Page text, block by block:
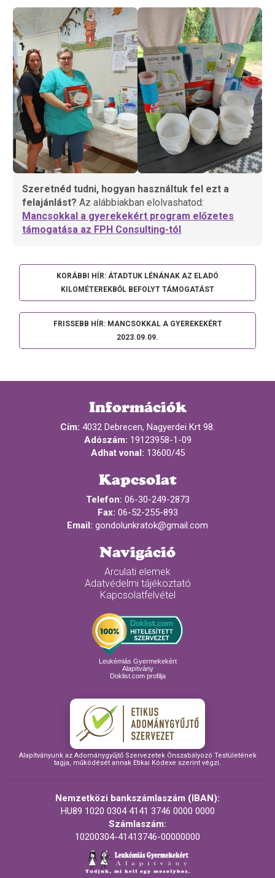
Szeretnéd tudni, hogyan használtuk fel ezt a
felajánlást? Az alábbiakban elolvashatod:
Mancsokkal a gyerekekért program előzetes
támogatása az FPH Consulting-tól
KORÁBBI HÍR: ÁTADTUK LÉNÁNAK AZ ELADÓ
KILOMÉTEREKBŐL BEFOLYT TÁMOGATÁST
FRISSEBB HÍR: MANCSOKKAL A GYEREKEKÉRT
2023.09.09.
Információk
Cím: 4032 Debrecen, Nagyerdei Krt 98.
Adószám: 19123958-1-09
Adhat vonal: 13600/45
Kapcsolat
Telefon: 06-30-249-2873
Fax: 06-52-255-893
Email: gondolunkratok@gmail.com
Navigáció
Arculati elemek
Adatvédelmi tájékoztató
Kapcsolatfelvétel
Leukémiás Gyermekekért
Alapítvány
Doklist.com profilja
Alapítványunk az Adománygyűjtő Szervezetek Önszabályozó Testületének
tagja, működését annak Etikai Kódexe szerint végzi.
Nemzetközi bankszámlaszám (IBAN):
HU89 1020 0304 4141 3746 0000 0000
Számlaszám:
10200304-41413746-00000000